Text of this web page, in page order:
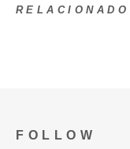
RELACIONADO
FOLLOW